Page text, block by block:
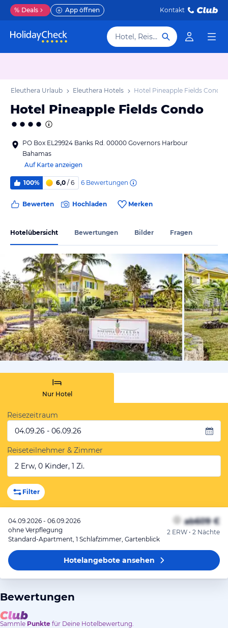
% Deals App öffnen Kontakt
Hotel, Reiseziel
Eleuthera Urlaub Eleuthera Hotels Hotel Pineapple Fields Condo
Hotel Pineapple Fields Condo
PO Box EL29924 Banks Rd. 00000 Governors Harbour
Bahamas
Auf Karte anzeigen
100% 6,0 / 6 6 Bewertungen
Bewerten Hochladen Merken
Hotelübersicht Bewertungen Bilder Fragen
von
Nur Hotel
Reisezeitraum
04.09.26 - 06.09.26
Reiseteilnehmer & Zimmer
2 Erw, 0 Kinder, 1 Zi.
Filter
04.09.2026 - 06.09.2026
ohne Verpflegung
Standard-Apartment, 1 Schlafzimmer, Gartenblick
ab609 €
2 ERW • 2 Nächte
Hotelangeboteansehen
Bewertungen
Sammle Punkte für Deine Hotelbewertung.